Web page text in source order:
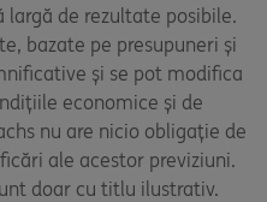
de rezultate posibile.
bazate pe presupuneri și
și se pot modifica
economice și de
nu are nicio obligație de
ale acestor previziuni.
doar cu titlu ilustrativ.